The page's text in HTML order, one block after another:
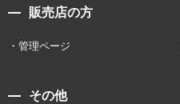
販売店の方
管理ページ
その他